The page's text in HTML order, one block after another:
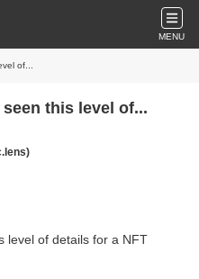
MENU
of...
this level of...
level of details for a NFT